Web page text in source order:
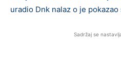
uradio Dnk nalaz o je
Sadržaj se